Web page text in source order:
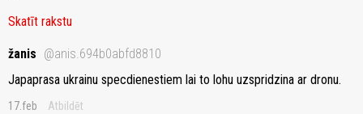
Skatīt rakstu
žanis @anis.694b0abfd8810
Japaprasa ukrainu specdienestiem lai to lohu uzspridzina ar dronu.
17.feb Atbildēt